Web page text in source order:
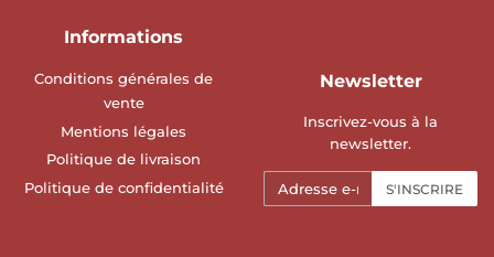
Informations
Conditions générales de
vente
Mentions légales
Politique de livraison
Politique de confidentialité
Newsletter
Inscrivez-vous à la
newsletter.
mails
S'INSCRIRE